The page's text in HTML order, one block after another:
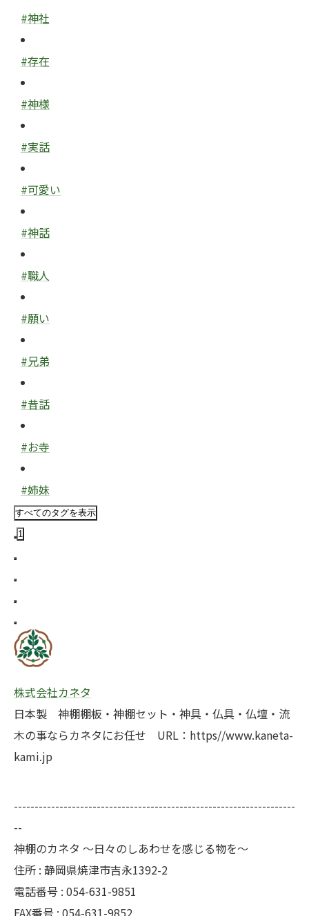
#神社
#存在
#神様
#実話
#可愛い
#神話
#職人
#願い
#兄弟
#昔話
#お寺
#姉妹
すべてのタグを表示
1
株式会社カネタ
日本製 神棚棚板・神棚セット・神具・仏具・仏壇・流
木の事ならカネタにお任せ URL：https//www.kaneta-
kami.jp
--------------------------------------------------------------------
--
神棚のカネタ ～日々のしあわせを感じる物を～
住所 : 静岡県焼津市吉永1392-2
電話番号 : 054-631-9851
FAX番号 : 054-631-9852